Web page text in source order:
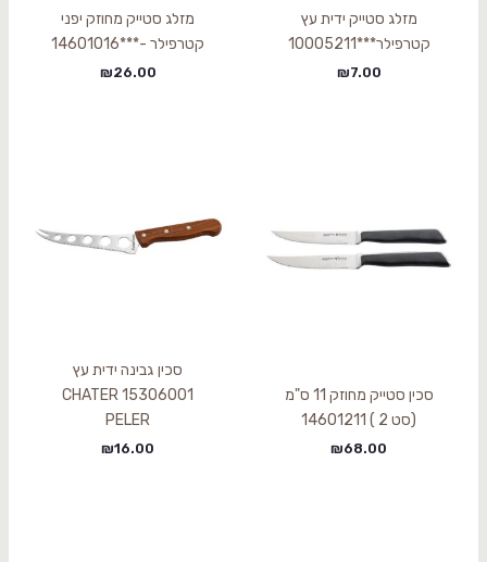
מזלג סטייק ידית עץ
קטרפילר***10005211
₪7.00
מזלג סטייק מחוזק יפני
קטרפילר -***14601016
₪26.00
סכין סטייק מחוזק 11 ס"מ
(סט 2 ) 14601211
₪68.00
סכין גבינה ידית עץ
15306001 CHATER
PELER
₪16.00